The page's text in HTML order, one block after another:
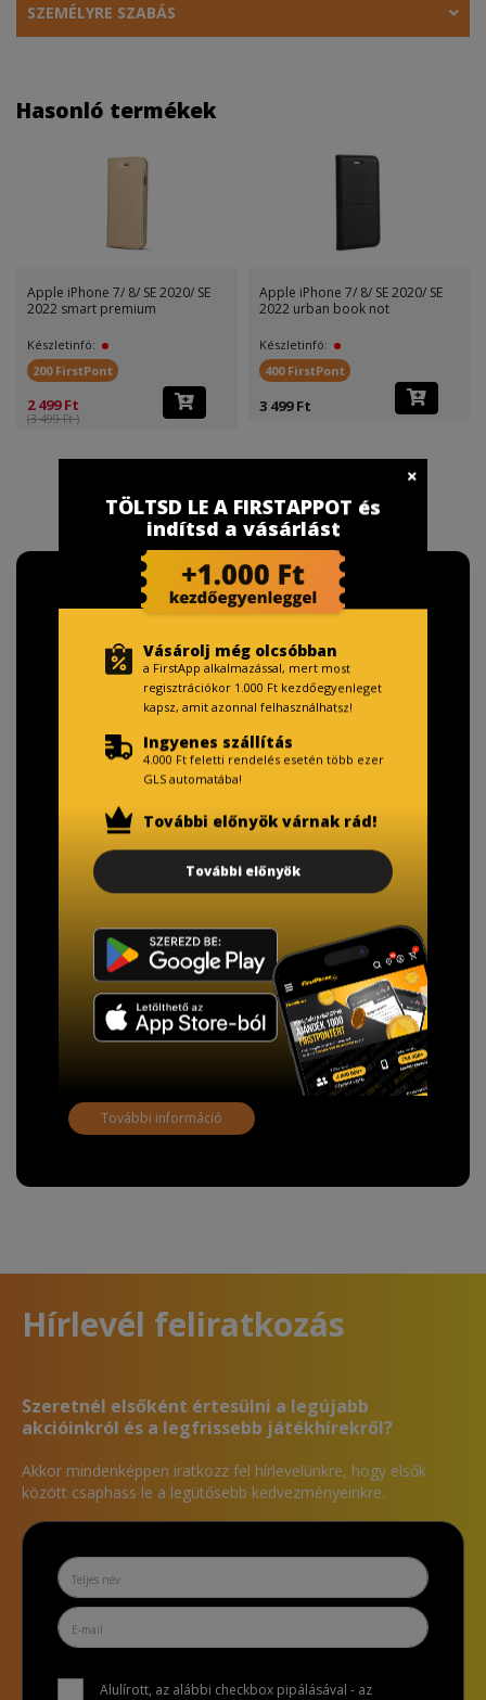
SZEMÉLYRE SZABÁS
Hasonló termékek
Apple iPhone 7/ 8/ SE 2020/ SE
2022 smart premium
Készletinfó:
200 FirstPont
2 499 Ft
(3 499 Ft )
Apple iPhone 7/ 8/ SE 2020/ SE
2022 urban book not
Készletinfó:
400 FirstPont
3 499 Ft
TISZTELT VÁSÁRLÓNK!
Fizetésnél kérje az ingyenes adattörlő kódot
adatainak biztonsága érdekében!
A Kormány döntése alapján a kereskedő minden tartós
adathordozó termék vásárlásakor köteles ingyenes
adattörlő kódot biztosítani.
További információ
Hírlevél feliratkozás
Szeretnél elsőként értesülni a legújabb
akcióinkról és a legfrissebb játékhírekről?
Akkor mindenképpen iratkozz fel hírlevelünkre, hogy elsők
között csaphass le a legütősebb kedvezményeinkre.
Alulírott, az alábbi checkbox pipálásával - az
TÖLTSD LE A FIRSTAPPOT és
indítsd a vásárlást
Vásárolj még olcsóbban
a FirstApp alkalmazással, mert most
regisztrációkor 1.000 Ft kezdőegyenleget
kapsz, amit azonnal felhasználhatsz!
Ingyenes szállítás
4.000 Ft feletti rendelés esetén több ezer
GLS automatába!
További előnyök várnak rád!
További előnyök